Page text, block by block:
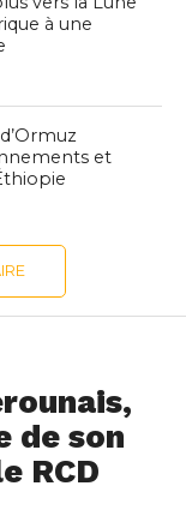
à une
et
de son
RCD